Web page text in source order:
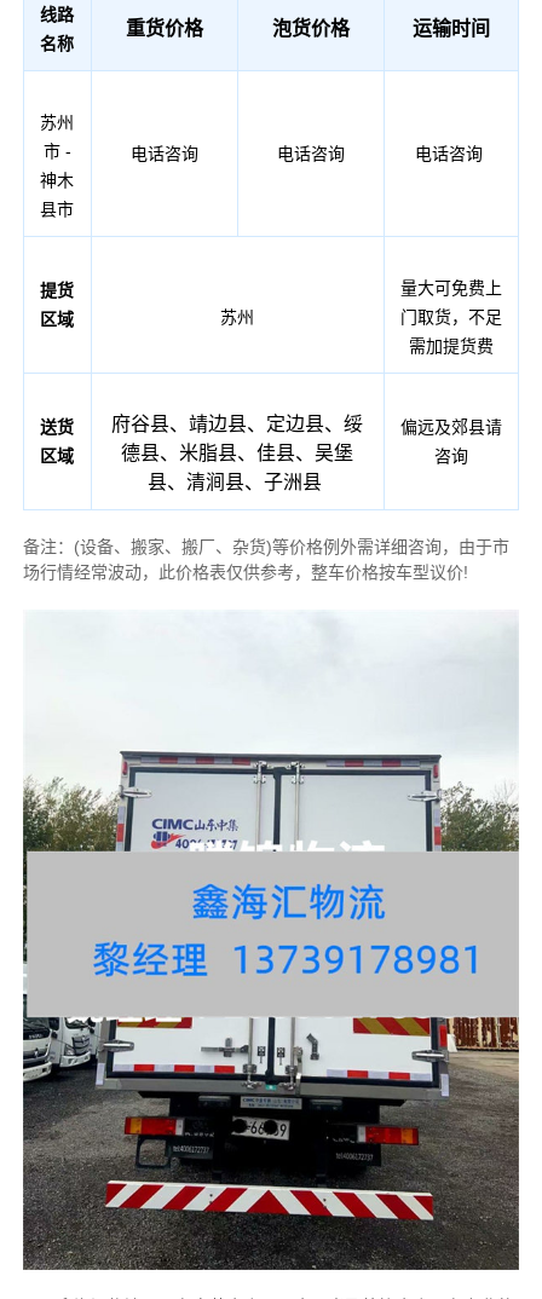
线路
名称
重货价格 泡货价格 运输时间
苏州
市 -
神木
县市
电话咨询 电话咨询 电话咨询
提货
区域
苏州
量大可免费上
门取货，不足
需加提货费
送货
区域
府谷县、靖边县、定边县、绥
德县、米脂县、佳县、吴堡
县、清涧县、子洲县
偏远及郊县请
咨询
备注：(设备、搬家、搬厂、杂货)等价格例外需详细咨询，由于市
场行情经常波动，此价格表仅供参考，整车价格按车型议价!